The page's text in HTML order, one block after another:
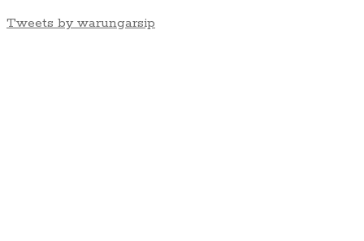
Tweets by warungarsip